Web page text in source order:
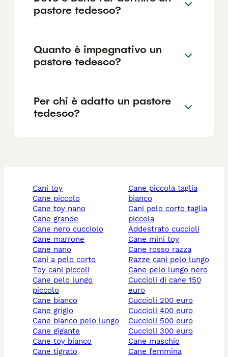
pastore tedesco?
Quanto è impegnativo un
pastore tedesco?
Per chi è adatto un pastore
tedesco?
cani toy
cane piccolo
cane toy nano
cane grande
cane nero cucciolo
cane marrone
cane nano
cani a pelo corto
toy cani piccoli
cane pelo lungo
piccolo
cane bianco
cane grigio
cane bianco pelo lungo
cane gigante
cane toy bianco
cane tigrato
cane piccola taglia
bianco
cani pelo corto taglia
piccola
addestrato cuccioli
cane mini toy
cane rosso razza
razze cani pelo lungo
cane pelo lungo nero
cuccioli di cane 150
euro
cuccioli 200 euro
cuccioli 400 euro
cuccioli 500 euro
cuccioli 300 euro
cane maschio
cane femmina